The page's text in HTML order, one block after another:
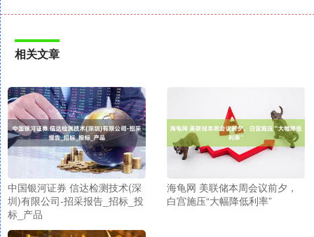
相关文章
中国银河证券 信达检测技术(深
圳)有限公司-招采报告_招标_投
标_产品
海龟网 美联储本周会议前夕，
白宫施压“大幅降低利率”